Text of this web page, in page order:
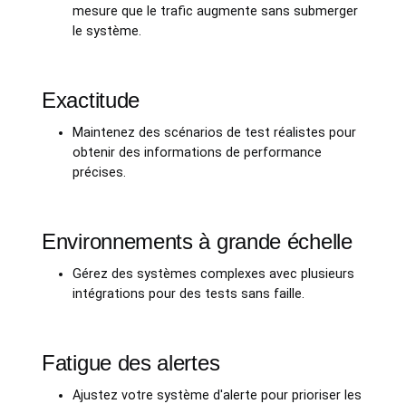
mesure que le trafic augmente sans submerger
le système.
Exactitude
Maintenez des scénarios de test réalistes pour
obtenir des informations de performance
précises.
Environnements à grande échelle
Gérez des systèmes complexes avec plusieurs
intégrations pour des tests sans faille.
Fatigue des alertes
Ajustez votre système d'alerte pour prioriser les